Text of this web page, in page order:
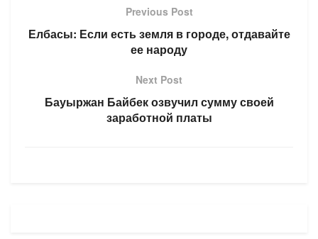
Previous Post
Елбасы: Если есть земля в городе, отдавайте
ее народу
Next Post
Бауыржан Байбек озвучил сумму своей
заработной платы